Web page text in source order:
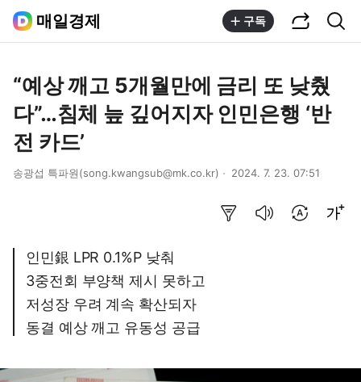
매일경제 구독
“예상 깨고 5개월만에 금리 또 낮췄
다”…침체 늪 깊어지자 인민은행 ‘반
전 카드’
송광섭 특파원(song.kwangsub@mk.co.kr) 2024. 7. 23. 07:51
인민銀 LPR 0.1%P 낮춰
3중전회 부양책 제시 못하고
저성장 우려 계속 확산되자
동결 예상 깨고 유동성 공급